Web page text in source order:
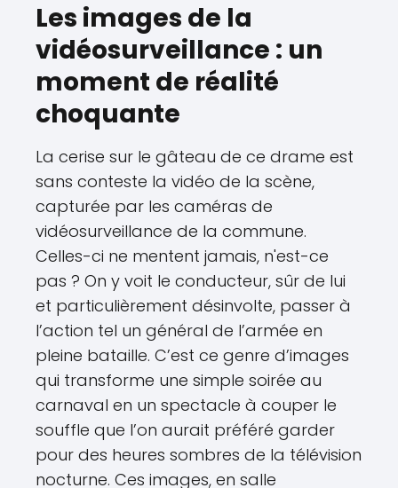
Les images de la
vidéosurveillance : un
moment de réalité
choquante
La cerise sur le gâteau de ce drame est
sans conteste la vidéo de la scène,
capturée par les caméras de
vidéosurveillance de la commune.
Celles-ci ne mentent jamais, n'est-ce
pas ? On y voit le conducteur, sûr de lui
et particulièrement désinvolte, passer à
l’action tel un général de l’armée en
pleine bataille. C’est ce genre d’images
qui transforme une simple soirée au
carnaval en un spectacle à couper le
souffle que l’on aurait préféré garder
pour des heures sombres de la télévision
nocturne. Ces images, en salle